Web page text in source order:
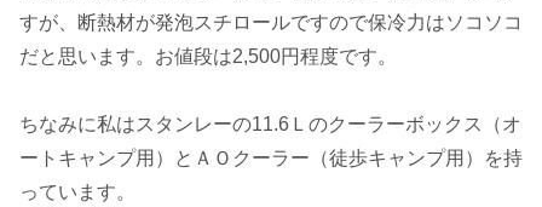
すが、断熱材が発泡スチロールですので保冷力はソコソコ
だと思います。お値段は2,500円程度です。
ちなみに私はスタンレーの11.6Ｌのクーラーボックス（オ
ートキャンプ用）とＡＯクーラー（徒歩キャンプ用）を持
っています。